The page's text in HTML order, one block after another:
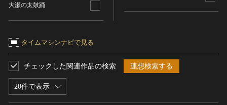
大瀬の太鼓踊
タイムマシンナビで見る
20件で表示
チェックした関連作品の検索 連想検索する
その他
生活文化
その他
民俗
有形民俗文化財